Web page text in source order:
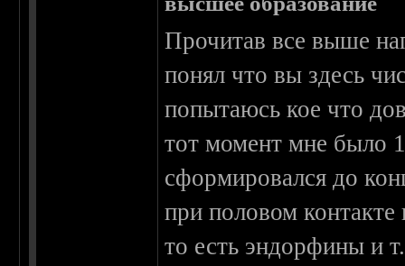
Прочитав все выше
понял что вы здесь
попытаюсь кое что
тот момент мне было
сформировался до
при половом
то есть эндорфины и